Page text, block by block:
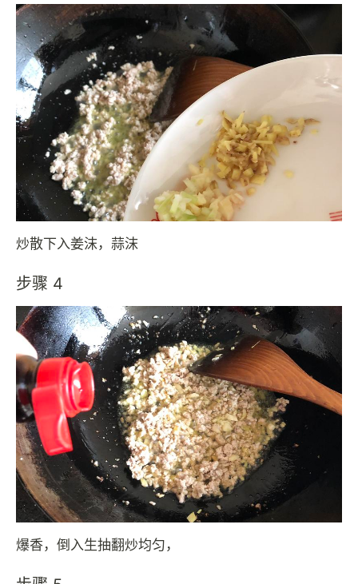
炒散下入姜沫，蒜沫
步骤 4
爆香，倒入生抽翻炒均匀，